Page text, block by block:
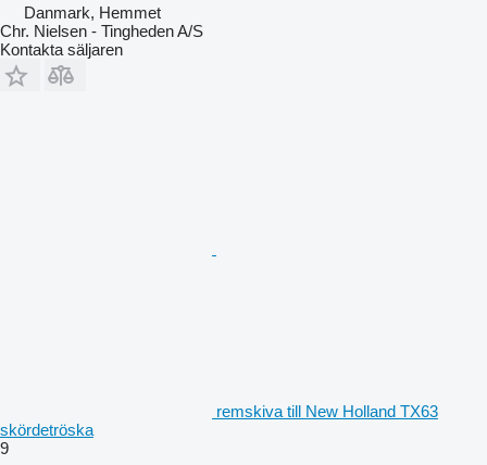
Danmark, Hemmet
Chr. Nielsen - Tingheden A/S
Kontakta säljaren
remskiva till New Holland TX63
skördetröska
9